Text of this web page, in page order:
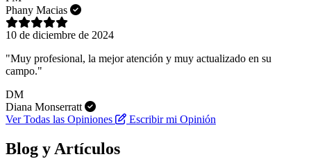
Phany Macias
10 de diciembre de 2024
"Muy profesional, la mejor atención y muy actualizado en su
campo."
DM
Diana Monserratt
Ver Todas las Opiniones
Escribir mi Opinión
Blog y Artículos